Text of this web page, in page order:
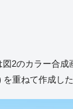
図2のカラー合
を重ねて作成し